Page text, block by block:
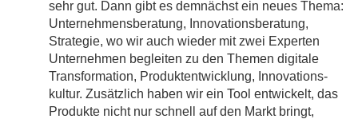
sehr gut. Dann gibt es demnächst ein neues Thema:
Unternehmensberatung, Innovationsberatung,
Strategie, wo wir auch wieder mit zwei Experten
Unternehmen begleiten zu den Themen digitale
Transformation, Produktentwicklung, Innovations-
kultur. Zusätzlich haben wir ein Tool entwickelt, das
Produkte nicht nur schnell auf den Markt bringt,